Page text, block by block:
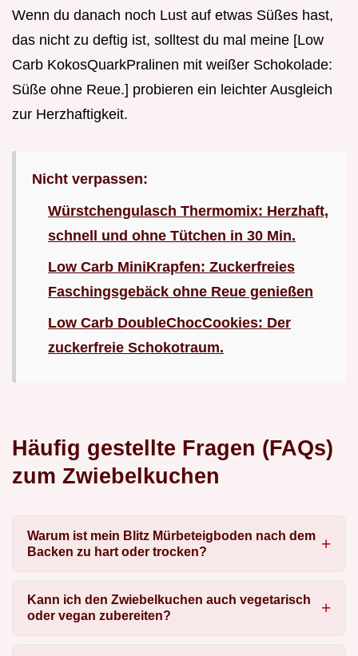
Wenn du danach noch Lust auf etwas Süßes hast,
das nicht zu deftig ist, solltest du mal meine [Low
Carb KokosQuarkPralinen mit weißer Schokolade:
Süße ohne Reue.] probieren ein leichter Ausgleich
zur Herzhaftigkeit.
Nicht verpassen:
Würstchengulasch Thermomix: Herzhaft,
schnell und ohne Tütchen in 30 Min.
Low Carb MiniKrapfen: Zuckerfreies
Faschingsgebäck ohne Reue genießen
Low Carb DoubleChocCookies: Der
zuckerfreie Schokotraum.
Häufig gestellte Fragen (FAQs)
zum Zwiebelkuchen
Warum ist mein Blitz Mürbeteigboden nach dem
Backen zu hart oder trocken?
Kann ich den Zwiebelkuchen auch vegetarisch
oder vegan zubereiten?